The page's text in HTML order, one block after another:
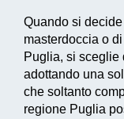
Quando si
masterdoccia o
Puglia, si sceglie
adottando una
che soltanto
regione Puglia